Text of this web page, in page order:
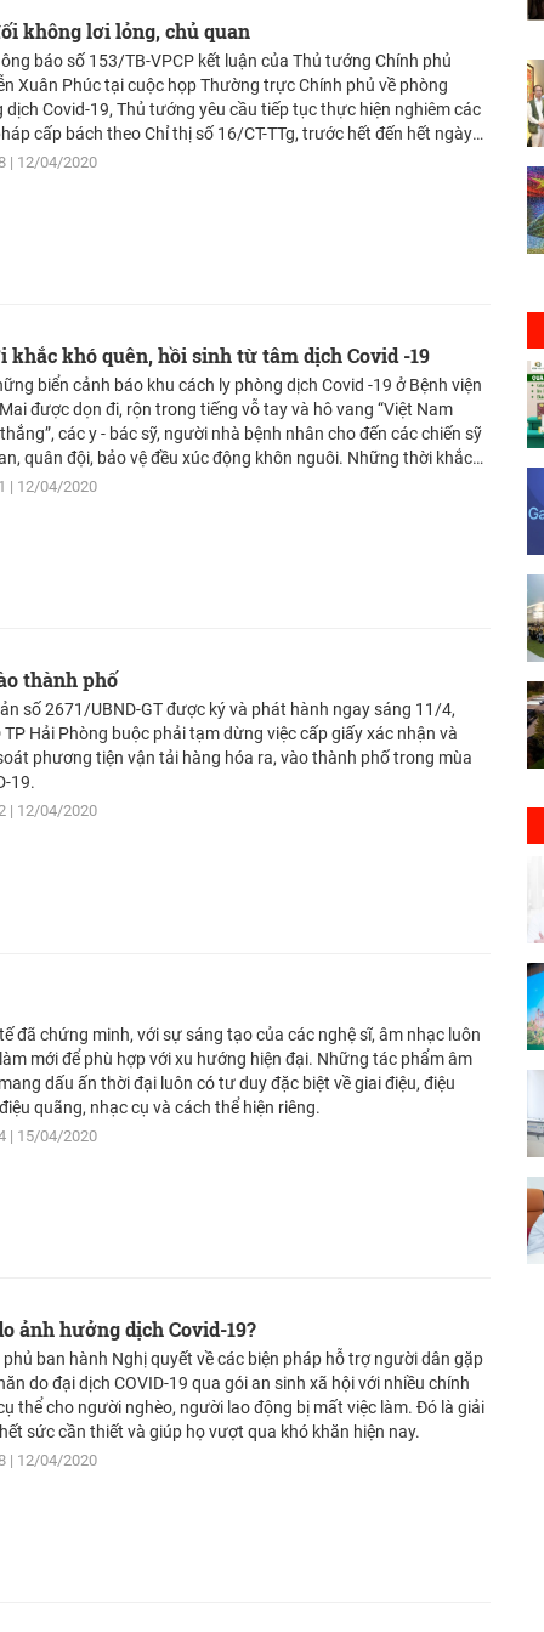
không lơi lỏng, chủ quan
báo số 153/TB-VPCP kết luận của Thủ tướng Chính phủ
Xuân Phúc tại cuộc họp Thường trực Chính phủ về phòng
dịch Covid-19, Thủ tướng yêu cầu tiếp tục thực hiện nghiêm các
cấp bách theo Chỉ thị số 16/CT-TTg, trước hết đến hết ngày
tuyệt đối không được lơi lỏng, chủ quan.
12/04/2020
khó quên, hồi sinh từ tâm dịch Covid -19
biển cảnh báo khu cách ly phòng dịch Covid -19 ở Bệnh viện
được dọn đi, rộn trong tiếng vỗ tay và hô vang “Việt Nam
các y - bác sỹ, người nhà bệnh nhân cho đến các chiến sỹ
quân đội, bảo vệ đều xúc động khôn nguôi. Những thời khắc
được nhớ mãi để luôn nhắc nhở rằng: “Chúng ta sẽ không bao
12/04/2020
thành phố
số 2671/UBND-GT được ký và phát hành ngay sáng 11/4,
TP Hải Phòng buộc phải tạm dừng việc cấp giấy xác nhận và
phương tiện vận tải hàng hóa ra, vào thành phố trong mùa
19.
12/04/2020
đã chứng minh, với sự sáng tạo của các nghệ sĩ, âm nhạc luôn
mới để phù hợp với xu hướng hiện đại. Những tác phẩm âm
dấu ấn thời đại luôn có tư duy đặc biệt về giai điệu, điệu
quãng, nhạc cụ và cách thể hiện riêng.
15/04/2020
ảnh hưởng dịch Covid-19?
phủ ban hành Nghị quyết về các biện pháp hỗ trợ người dân gặp
do đại dịch COVID-19 qua gói an sinh xã hội với nhiều chính
thể cho người nghèo, người lao động bị mất việc làm. Đó là giải
sức cần thiết và giúp họ vượt qua khó khăn hiện nay.
12/04/2020